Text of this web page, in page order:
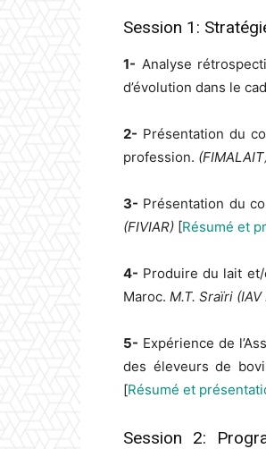
Session 1:
1- Analyse
d’évolution dans le
2- Présentation du
profession.
3- Présentation du
(FIVIAR) [Résumé et
4- Produire du lait et/
Maroc. M.T. Sraïri (IAV
5- Expérience de
des éleveurs de
[Résumé et
Session 2: